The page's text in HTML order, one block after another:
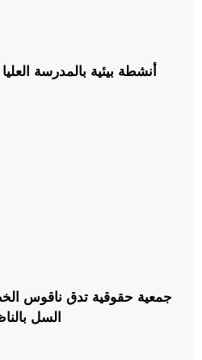
أنشطة بيئية بالمدرسة العليا
جمعية حقوقية تدق ناقوس
السل